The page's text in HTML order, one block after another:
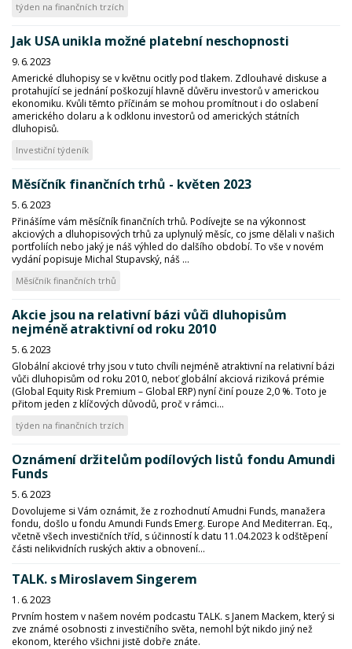
týden na finančních trzích
Jak USA unikla možné platební neschopnosti
9. 6. 2023
Americké dluhopisy se v květnu ocitly pod tlakem. Zdlouhavé diskuse a
protahující se jednání poškozují hlavně důvěru investorů v americkou
ekonomiku. Kvůli těmto příčinám se mohou promítnout i do oslabení
amerického dolaru a k odklonu investorů od amerických státních
dluhopisů.
Investiční týdeník
Měsíčník finančních trhů - květen 2023
5. 6. 2023
Přinášíme vám měsíčník finančních trhů. Podívejte se na výkonnost
akciových a dluhopisových trhů za uplynulý měsíc, co jsme dělali v našich
portfoliích nebo jaký je náš výhled do dalšího období. To vše v novém
vydání popisuje Michal Stupavský, náš ...
Měsíčník finančních trhů
Akcie jsou na relativní bázi vůči dluhopisům
nejméně atraktivní od roku 2010
5. 6. 2023
Globální akciové trhy jsou v tuto chvíli nejméně atraktivní na relativní bázi
vůči dluhopisům od roku 2010, neboť globální akciová riziková prémie
(Global Equity Risk Premium – Global ERP) nyní činí pouze 2,0 %. Toto je
přitom jeden z klíčových důvodů, proč v rámci...
týden na finančních trzích
Oznámení držitelům podílových listů fondu Amundi
Funds
5. 6. 2023
Dovolujeme si Vám oznámit, že z rozhodnutí Amudni Funds, manažera
fondu, došlo u fondu Amundi Funds Emerg. Europe And Mediterran. Eq.,
včetně všech investičních tříd, s účinností k datu 11.04.2023 k odštěpení
části nelikvidních ruských aktiv a obnovení...
TALK. s Miroslavem Singerem
1. 6. 2023
Prvním hostem v našem novém podcastu TALK. s Janem Mackem, který si
zve známé osobnosti z investičního světa, nemohl být nikdo jiný než
ekonom, kterého všichni jistě dobře znáte.